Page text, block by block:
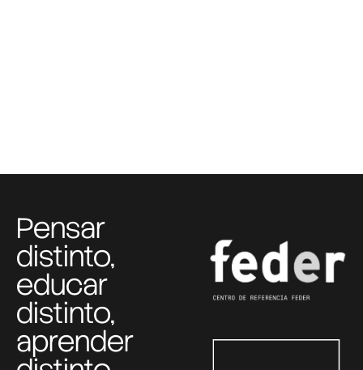
Pensar
distinto,
educar
distinto,
aprender